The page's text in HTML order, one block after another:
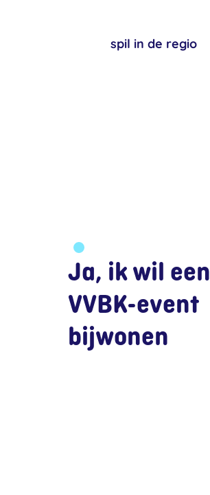
spil in de regio
Ja, ik wil een
VVBK-event
bijwonen